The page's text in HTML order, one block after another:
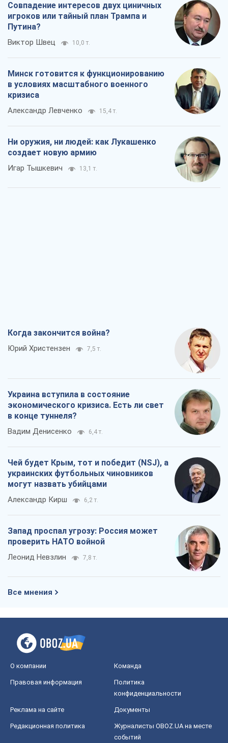
Совпадение интересов двух циничных
игроков или тайный план Трампа и
Путина?
Виктор Швец 10,0 т.
Минск готовится к функционированию
в условиях масштабного военного
кризиса
Александр Левченко 15,4 т.
Ни оружия, ни людей: как Лукашенко
создает новую армию
Игар Тышкевич 13,1 т.
Когда закончится война?
Юрий Христензен 7,5 т.
Украина вступила в состояние
экономического кризиса. Есть ли свет
в конце туннеля?
Вадим Денисенко 6,4 т.
Чей будет Крым, тот и победит (NSJ), а
украинских футбольных чиновников
могут назвать убийцами
Александр Кирш 6,2 т.
Запад проспал угрозу: Россия может
проверить НАТО войной
Леонид Невзлин 7,8 т.
Все мнения
О компании Команда
Правовая информация
Политика
конфиденциальности
Реклама на сайте Документы
Редакционная политика
Журналисты OBOZ.UA на месте
событий